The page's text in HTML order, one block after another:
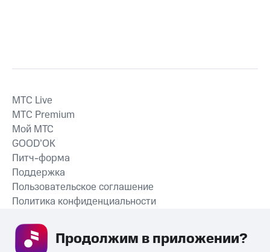
СКАЧАТЬ ПРИЛОЖЕНИЕ
MTС Live
MTС Premium
Мой МТС
GOOD’OK
Питч-форма
Поддержка
Пользовательское соглашение
Политика конфиденциальности